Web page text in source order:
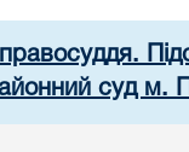
суд м.